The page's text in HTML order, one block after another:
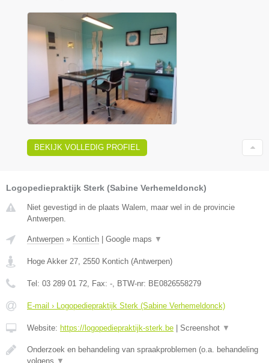
BEKIJK VOLLEDIG PROFIEL
Logopediepraktijk Sterk (Sabine Verhemeldonck)
Niet gevestigd in de plaats Walem, maar wel in de provincie
Antwerpen.
Antwerpen » Kontich Google maps ▼
Hoge Akker 27 2550 Kontich (Antwerpen)
Tel: 03 289 01 72 , Fax: - , BTW-nr: BE0826558279
E-mail › Logopediepraktijk Sterk (Sabine Verhemeldonck)
Website: https://logopediepraktijk-sterk.be Screenshot ▼
Onderzoek en behandeling van spraakproblemen (o.a. behandeling
volgens ▼